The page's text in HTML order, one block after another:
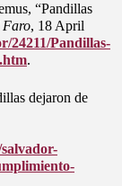
“Pandillas
Faro, 18 April
24211/Pandillas-
.
dejaron de